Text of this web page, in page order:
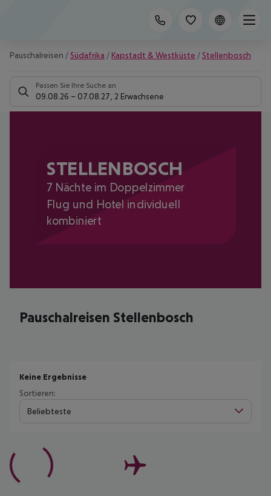
Pauschalreisen / Südafrika / Kapstadt & Westküste / Stellenbosch
Passen Sie Ihre Suche an
09.08.26 – 07.08.27 2 Erwachsene
STELLENBOSCH
7 Nächte im Doppelzimmer
Flug und Hotel individuell
kombiniert
Pauschalreisen Stellenbosch
Keine Ergebnisse
Sortieren:
Beliebteste